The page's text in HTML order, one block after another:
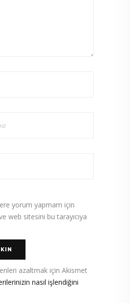
yorum yapmam için
web sitesini bu tarayıcıya
azaltmak için Akismet
nasıl işlendiğini